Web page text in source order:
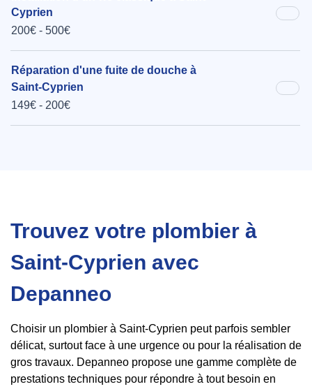
Cyprien
200€ - 500€
Réparation d'une fuite de douche à
Saint-Cyprien
149€ - 200€
Trouvez votre plombier à
Saint-Cyprien avec
Depanneo
Choisir un plombier à Saint-Cyprien peut parfois sembler
délicat, surtout face à une urgence ou pour la réalisation de
gros travaux. Depanneo propose une gamme complète de
prestations techniques pour répondre à tout besoin en